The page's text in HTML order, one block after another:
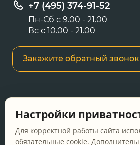
+7 (495) 374-91-52
Пн-Сб с 9.00 - 21.00
Вс с 10.00 - 21.00
Закажите обратный звонок
сайте носит
является публичной
положениями Статьи
Настройки
Для корректной работы сайта
обязательные cookie.